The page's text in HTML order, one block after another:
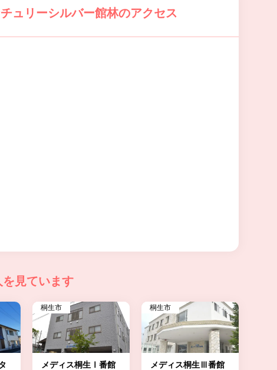
ュリーシルバー館林のアクセス
見ています
桐生市
メディス桐生Ⅰ番館
桐生市
メディス桐生Ⅲ番館